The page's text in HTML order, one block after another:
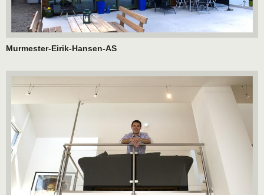
Murmester-Eirik-Hansen-AS